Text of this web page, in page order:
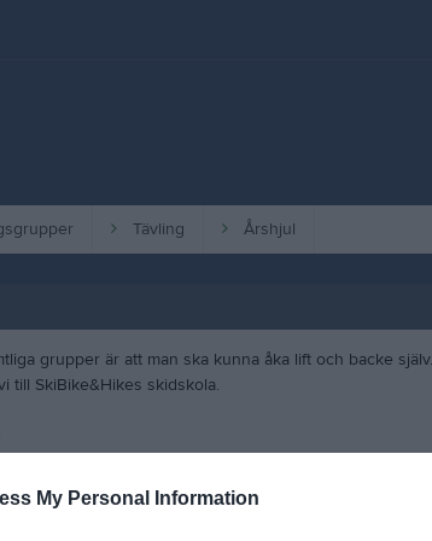
My Personal Information
Tävling Årshjul
grupper är att man ska kunna åka lift och backe
till SkiBike&Hikes skidskola.